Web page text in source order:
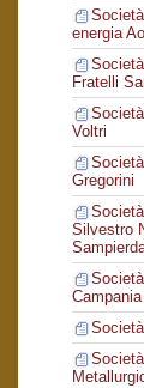
energia
Fratelli
Voltri
Gregorini
Silvestro
Campania